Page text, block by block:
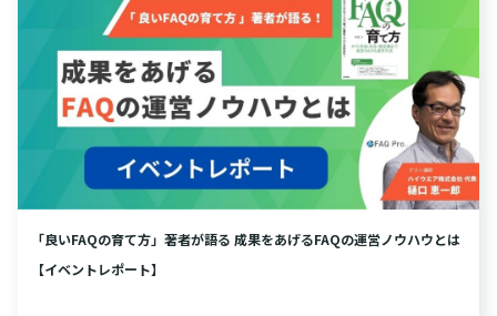
「良いFAQの育て方」著者が語る 成果をあげるFAQの運営ノウハウとは
【イベントレポート】